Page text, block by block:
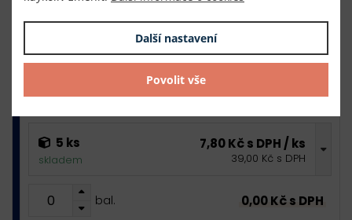
bal. 0,00 Kč s DPH
5 ks
skladem
7,80 Kč s DPH / ks
39,00 Kč s DPH
bal. 0,00 Kč s DPH
Další nastavení
Povolit vše